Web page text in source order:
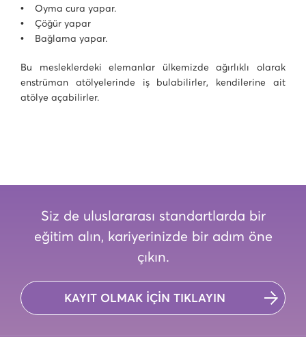
• Oyma cura yapar.
• Çöğür yapar
• Bağlama yapar.
Bu mesleklerdeki elemanlar ülkemizde ağırlıklı olarak
enstrüman atölyelerinde iş bulabilirler, kendilerine ait
atölye açabilirler.
Siz de uluslararası standartlarda bir
eğitim alın, kariyerinizde bir adım öne
çıkın.
KAYIT OLMAK İÇİN TIKLAYIN